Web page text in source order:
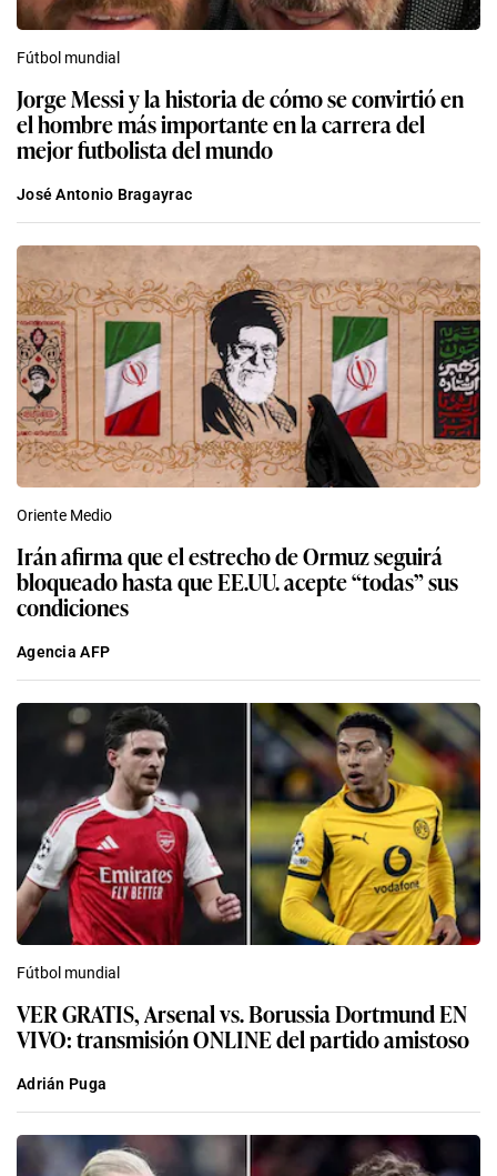
Fútbol mundial
Jorge Messi y la historia de cómo se convirtió en
el hombre más importante en la carrera del
mejor futbolista del mundo
José Antonio Bragayrac
Oriente Medio
Irán afirma que el estrecho de Ormuz seguirá
bloqueado hasta que EE.UU. acepte “todas” sus
condiciones
Agencia AFP
Fútbol mundial
VER GRATIS, Arsenal vs. Borussia Dortmund EN
VIVO: transmisión ONLINE del partido amistoso
Adrián Puga